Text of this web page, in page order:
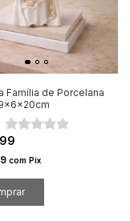
Família de Porcelana
com Pix